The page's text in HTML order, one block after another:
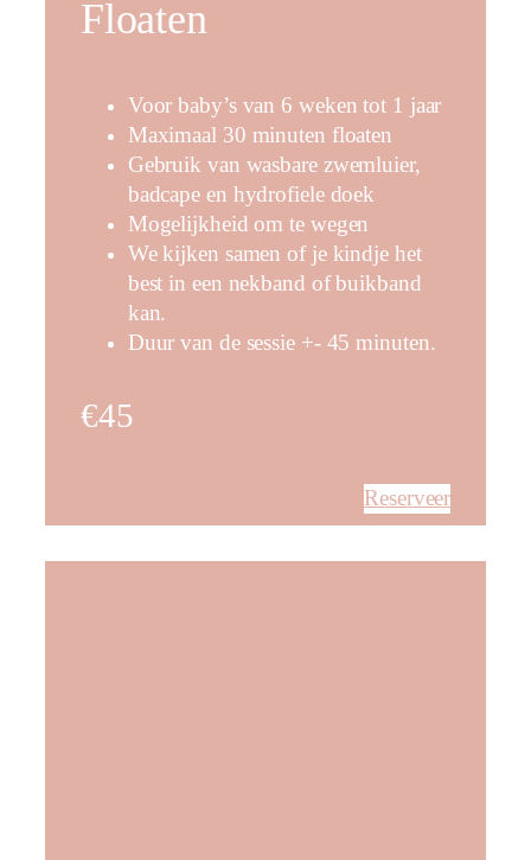
Floaten
Voor baby’s van 6 weken tot 1 jaar
Maximaal 30 minuten floaten
Gebruik van wasbare zwemluier,
badcape en hydrofiele doek
Mogelijkheid om te wegen
We kijken samen of je kindje het
best in een nekband of buikband
kan.
Duur van de sessie +- 45 minuten.
€45
Reserveer